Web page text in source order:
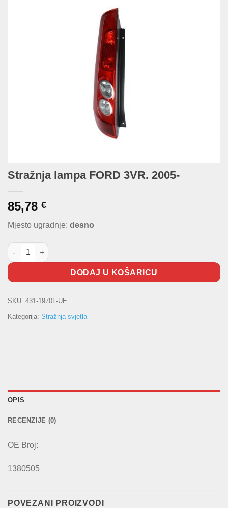
Stražnja lampa FORD 3VR. 2005-
85,78 €
Mjesto ugradnje: desno
Stražnja lampa FORD 3VR. 2005- količina
DODAJ U KOŠARICU
SKU: 431-1970L-UE
Kategorija: Stražnja svjetla
OPIS
RECENZIJE (0)
OE Broj:
1380505
POVEZANI PROIZVODI